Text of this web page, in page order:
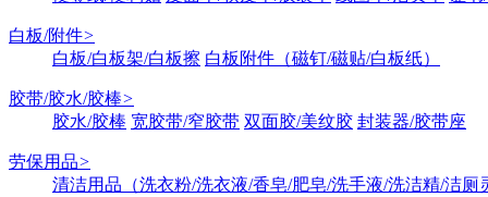
白板/附件>
白板/白板架/白板擦 白板附件（磁钉/磁贴/白板纸）
胶带/胶水/胶棒>
胶水/胶棒 宽胶带/窄胶带 双面胶/美纹胶 封装器/胶带座
劳保用品>
清洁用品（洗衣粉/洗衣液/香皂/肥皂/洗手液/洗洁精/洁厕